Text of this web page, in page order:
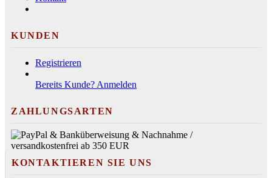
KUNDEN
Registrieren
Bereits Kunde? Anmelden
ZAHLUNGSARTEN
KONTAKTIEREN SIE UNS